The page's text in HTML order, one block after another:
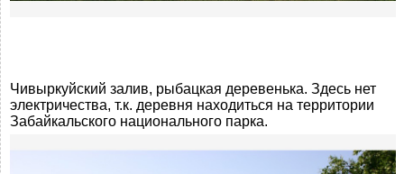
Чивыркуйский залив, рыбацкая деревенька. Здесь нет
электричества, т.к. деревня находиться на территории
Забайкальского национального парка.